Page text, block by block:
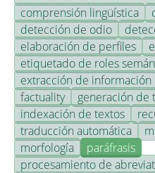
comprensión lingüística
detección de odio
elaboración de perfiles
etiquetado de roles
extracción de información
factuality
generación de
indexación de textos
traducción automática
morfología
paráfrasis
procesamiento de